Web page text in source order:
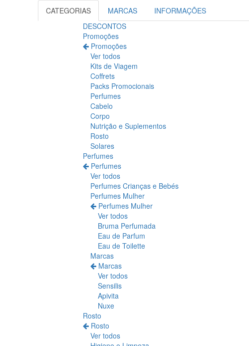
CATEGORIAS
MARCAS
INFORMAÇÕES
DESCONTOS
Promoções
Promoções
Ver todos
Kits de Viagem
Coffrets
Packs Promocionais
Perfumes
Cabelo
Corpo
Nutrição e Suplementos
Rosto
Solares
Perfumes
Perfumes
Ver todos
Perfumes Crianças e Bebés
Perfumes Mulher
Perfumes Mulher
Ver todos
Bruma Perfumada
Eau de Parfum
Eau de Toilette
Marcas
Marcas
Ver todos
Sensilis
Apivita
Nuxe
Rosto
Rosto
Ver todos